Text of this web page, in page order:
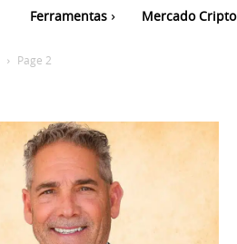
Ferramentas Mercado Cripto
Page 2